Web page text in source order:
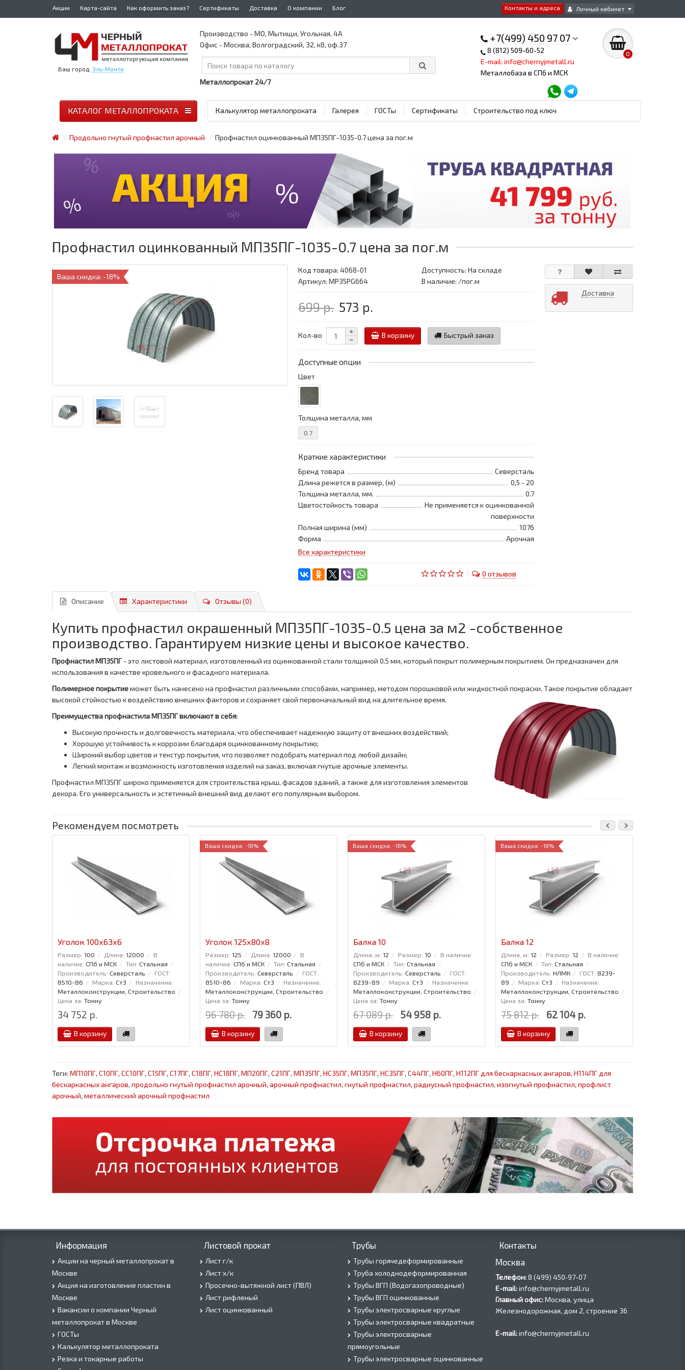
Контакты и адреса Личный кабинет
Акции Карта-сайта Как оформить заказ? Сертификаты Доставка О компании Блог
Ваш город: Эль-Монте
+7(499) 450 97 07
8 (812) 509-60-52
E-mail: info@chernyjmetall.ru
Металлобаза в СПб и МСК
0
Производство - МО, Мытищи, Угольная, 4А
Офис - Москва, Волгоградский, 32, к8, оф.37
Металлопрокат 24/7
Калькулятор металлопроката Галерея ГОСТы Сертификаты Строительство под ключ
КАТАЛОГ МЕТАЛЛОПРОКАТА
Продольно гнутый профнастил арочный Профнастил оцинкованный МП35ПГ-1035-0.7 цена за пог.м
Профнастил оцинкованный МП35ПГ-1035-0.7 цена за пог.м
Ваша скидка: -18%
Код товара:4068-01
Доступность: На складе
Артикул: MP35PG664
В наличие: /пог.м
699 р. 573 р.
Кол-во В корзину Быстрый заказ
Доступные опции
Цвет
Толщина металла, мм
0.7
Краткие характеристики
Бренд товара
Северсталь
Длина режется в размер, (м)
0,5 - 20
Толщина металла, мм.
0.7
Цветостойкость товара
Не применяется к оцинкованной
поверхности
Полная ширина (мм)
1076
Форма
Арочная
Все характеристики
0 отзывов
Доставка
Описание Характеристики Отзывы (0)
Купить профнастил окрашенный МП35ПГ-1035-0.5 цена за м2 -собственное
производство. Гарантируем низкие цены и высокое качество.
Профнастил МП35ПГ - это листовой материал, изготовленный из оцинкованной стали толщиной 0.5 мм, который покрыт полимерным покрытием. Он предназначен для
использования в качестве кровельного и фасадного материала.
Полимерное покрытиеможет быть нанесено на профнастил различными способами, например, методом порошковой или жидкостной покраски. Такое покрытие обладает
высокой стойкостью к воздействию внешних факторов и сохраняет свой первоначальный вид на длительное время.
Преимущества профнастила МП35ПГ включают в себя:
Высокую прочность и долговечность материала, что обеспечивает надежную защиту от внешних воздействий;
Хорошую устойчивость к коррозии благодаря оцинкованному покрытию;
Широкий выбор цветов и текстур покрытия, что позволяет подобрать материал под любой дизайн;
Легкий монтаж и возможность изготовления изделий на заказ, включая гнутые арочные элементы.
Профнастил МП35ПГ широко применяется для строительства крыш, фасадов зданий, а также для изготовления элементов
декора. Его универсальность и эстетичный внешний вид делают его популярным выбором.
Рекомендуем посмотреть
Уголок 100x63x6
Размер: 100 Длина: 12000
В
наличие: СПб и МСК Тип: Стальная
Производитель: Северсталь
ГОСТ:
8510-86
Марка: Ст3
Назначение:
Металлоконструкции, Строительство
Цена за: Тонну
34 752 р.
В корзину
Ваша скидка: -18%
Уголок 125x80x8
Размер: 125 Длина: 12000
В
наличие: СПб и МСК Тип: Стальная
Производитель: Северсталь
ГОСТ:
8510-86
Марка: Ст3
Назначение:
Металлоконструкции, Строительство
Цена за: Тонну
96 780 р. 79 360 р.
В корзину
Ваша скидка: -18%
Балка 10
Длина, м: 12 Размер: 10
В наличие:
СПб и МСК
Тип: Стальная
Производитель: Северсталь
ГОСТ:
8239-89
Марка: Ст3
Назначение:
Металлоконструкции, Строительство
Цена за: Тонну
67 089 р. 54 958 р.
В корзину
Ваша скидка: -18%
Балка 12
Длина, м: 12 Размер: 12
В наличие:
СПб и МСК
Тип: Стальная
Производитель: НЛМК ГОСТ: 8239-
89
Марка: Ст3
Назначение:
Металлоконструкции, Строительство
Цена за: Тонну
75 812 р. 62 104 р.
В корзину
Теги: МП10ПГ, С10ПГ, СС10ПГ, С15ПГ, С17ПГ, С18ПГ, НС18ПГ, МП20ПГ, С21ПГ, МП35ПГ, НС35ПГ, МП35ПГ, НС35ПГ, С44ПГ, Н60ПГ, Н112ПГ для бескаркасных ангаров, Н114ПГ для
бескаркасных ангаров, продольно гнутый профнастил арочный, арочный профнастил, гнутый профнастил, радиусный профнастил, изогнутый профнастил, профлист
арочный, металлический арочный профнастил
Информация
Акции на черный металлопрокат в
Москве
Акция на изготовление пластин в
Москве
Вакансии о компании Черный
металлопрокат в Москве
ГОСТы
Калькулятор металлопроката
Резка и токарные работы
Листовой прокат
Лист г/к
Лист х/к
Просечно-вытяжной лист (ПВЛ)
Лист рифленый
Лист оцинкованный
Трубы
Трубы горячедеформированные
Труба холоднодеформированная
Трубы ВГП (Водогазопроводные)
Трубы ВГП оцинкованные
Трубы электросварные круглые
Трубы электросварные квадратные
Трубы электросварные
прямоугольные
Трубы электросварные оцинкованные
Контакты
Москва
Телефон:8 (499) 450‑97-07
E-mail:info@chernyjmetall.ru
Главный офис:Москва, улица
Железнодорожная, дом 2, строение 36
E-mail:info@chernyjmetall.ru